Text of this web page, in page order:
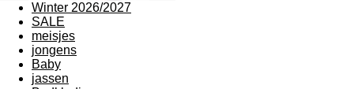
Winter 2026/2027
SALE
meisjes
jongens
Baby
jassen